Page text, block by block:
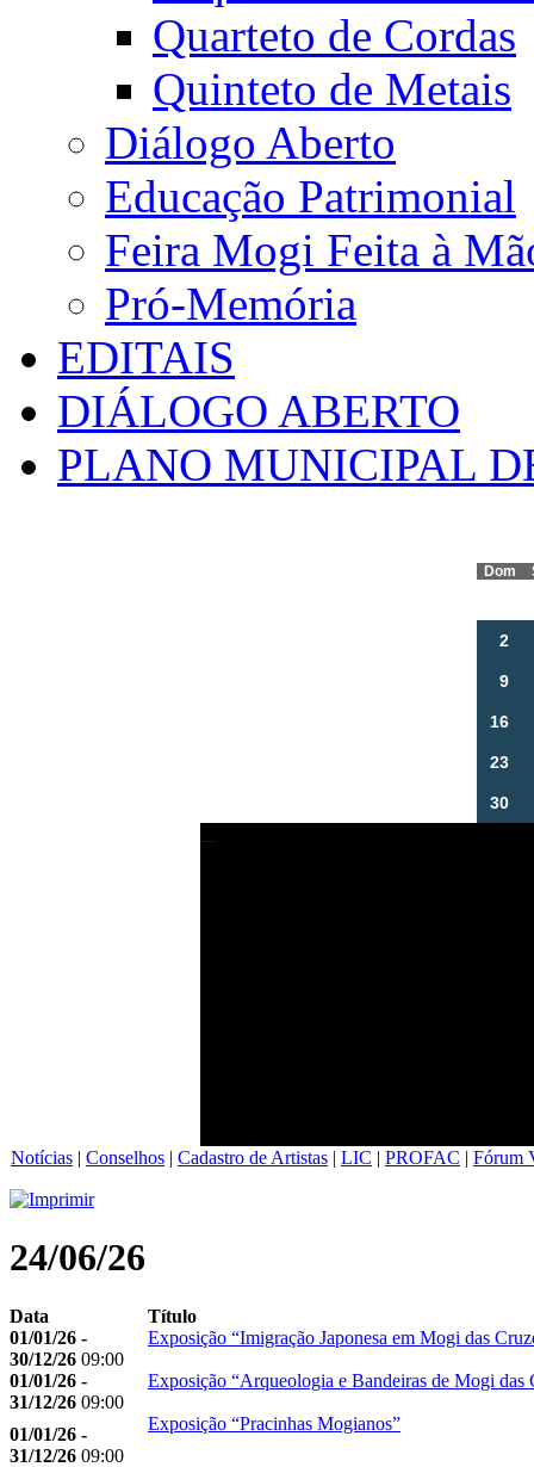
Quarteto de Cordas
Quinteto de Metais
Diálogo Aberto
Educação Patrimonial
Feira Mogi Feita à
Pró-Memória
EDITAIS
DIÁLOGO ABERTO
PLANO MUNICIPAL
Dom
2
9
16
23
30
Notícias | Conselhos | Cadastro de Artistas | LIC | PROFAC | Fórum
24/06/26
Data
Título
01/01/26 -
30/12/26 09:00
Exposição “Imigração Japonesa em Mogi das
01/01/26 -
31/12/26 09:00
Exposição “Arqueologia e Bandeiras de Mogi das
01/01/26 -
31/12/26 09:00
Exposição “Pracinhas Mogianos”